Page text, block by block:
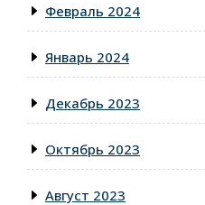
Февраль 2024
Январь 2024
Декабрь 2023
Октябрь 2023
Август 2023